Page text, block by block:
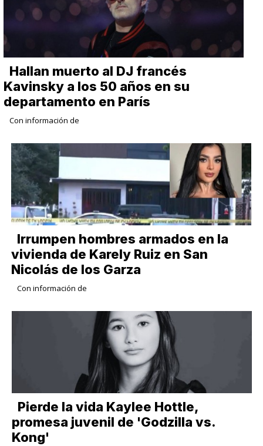
Hallan muerto al DJ francés
Kavinsky a los 50 años en su
departamento en París
Con información de
Irrumpen hombres armados en la
vivienda de Karely Ruiz en San
Nicolás de los Garza
Con información de
Pierde la vida Kaylee Hottle,
promesa juvenil de 'Godzilla vs.
Kong'